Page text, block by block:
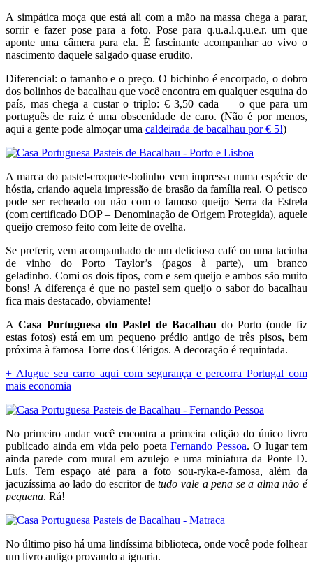
A simpática moça que está ali com a mão na massa chega a parar,
sorrir e fazer pose para a foto. Pose para q.u.a.l.q.u.e.r. um que
aponte uma câmera para ela. É fascinante acompanhar ao vivo o
nascimento daquele salgado quase erudito.
Diferencial: o tamanho e o preço. O bichinho é encorpado, o dobro
dos bolinhos de bacalhau que você encontra em qualquer esquina do
país, mas chega a custar o triplo: € 3,50 cada — o que para um
português de raiz é uma obscenidade de caro. (Não é por menos,
aqui a gente pode almoçar uma caldeirada de bacalhau por € 5!)
A marca do pastel-croquete-bolinho vem impressa numa espécie de
hóstia, criando aquela impressão de brasão da família real. O petisco
pode ser recheado ou não com o famoso queijo Serra da Estrela
(com certificado DOP – Denominação de Origem Protegida), aquele
queijo cremoso feito com leite de ovelha.
Se preferir, vem acompanhado de um delicioso café ou uma tacinha
de vinho do Porto Taylor’s (pagos à parte), um branco
geladinho. Comi os dois tipos, com e sem queijo e ambos são muito
bons! A diferença é que no pastel sem queijo o sabor do bacalhau
fica mais destacado, obviamente!
ACasa Portuguesa do Pastel de Bacalhau do Porto (onde fiz
estas fotos) está em um pequeno prédio antigo de três pisos, bem
próxima à famosa Torre dos Clérigos. A decoração é requintada.
+ Alugue seu carro aqui com segurança e percorra Portugal com
mais economia
No primeiro andar você encontra a primeira edição do único livro
publicado ainda em vida pelo poeta Fernando Pessoa. O lugar tem
ainda parede com mural em azulejo e uma miniatura da Ponte D.
Luís. Tem espaço até para a foto sou-ryka-e-famosa, além da
jacuzíssima ao lado do escritor detudo vale a pena se a alma não é
pequena. Rá!
No último piso há uma lindíssima biblioteca, onde você pode folhear
um livro antigo provando a iguaria.